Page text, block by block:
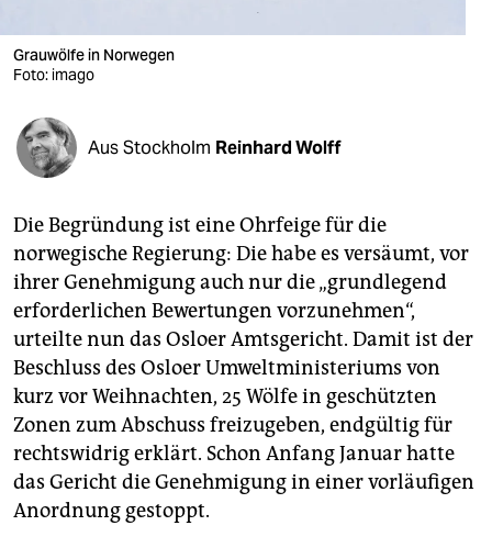
verlag
verlag
veranstaltungen
shop
unterstützen
abo
genossenschaft
epaper login
Grauwölfe in Norwegen
Foto: imago
Aus Stockholm Reinhard Wolff
Die Begründung ist eine Ohrfeige für die
norwegische Regierung: Die habe es versäumt, vor
ihrer Genehmigung auch nur die „grundlegend
erforderlichen Bewertungen vorzunehmen“,
urteilte nun das Osloer Amtsgericht. Damit ist der
Beschluss des Osloer Umweltministeriums von
kurz vor Weihnachten, 25 Wölfe in geschützten
Zonen zum Abschuss freizugeben, endgültig für
rechtswidrig erklärt. Schon Anfang Januar hatte
das Gericht die Genehmigung in einer vorläufigen
Anordnung gestoppt.